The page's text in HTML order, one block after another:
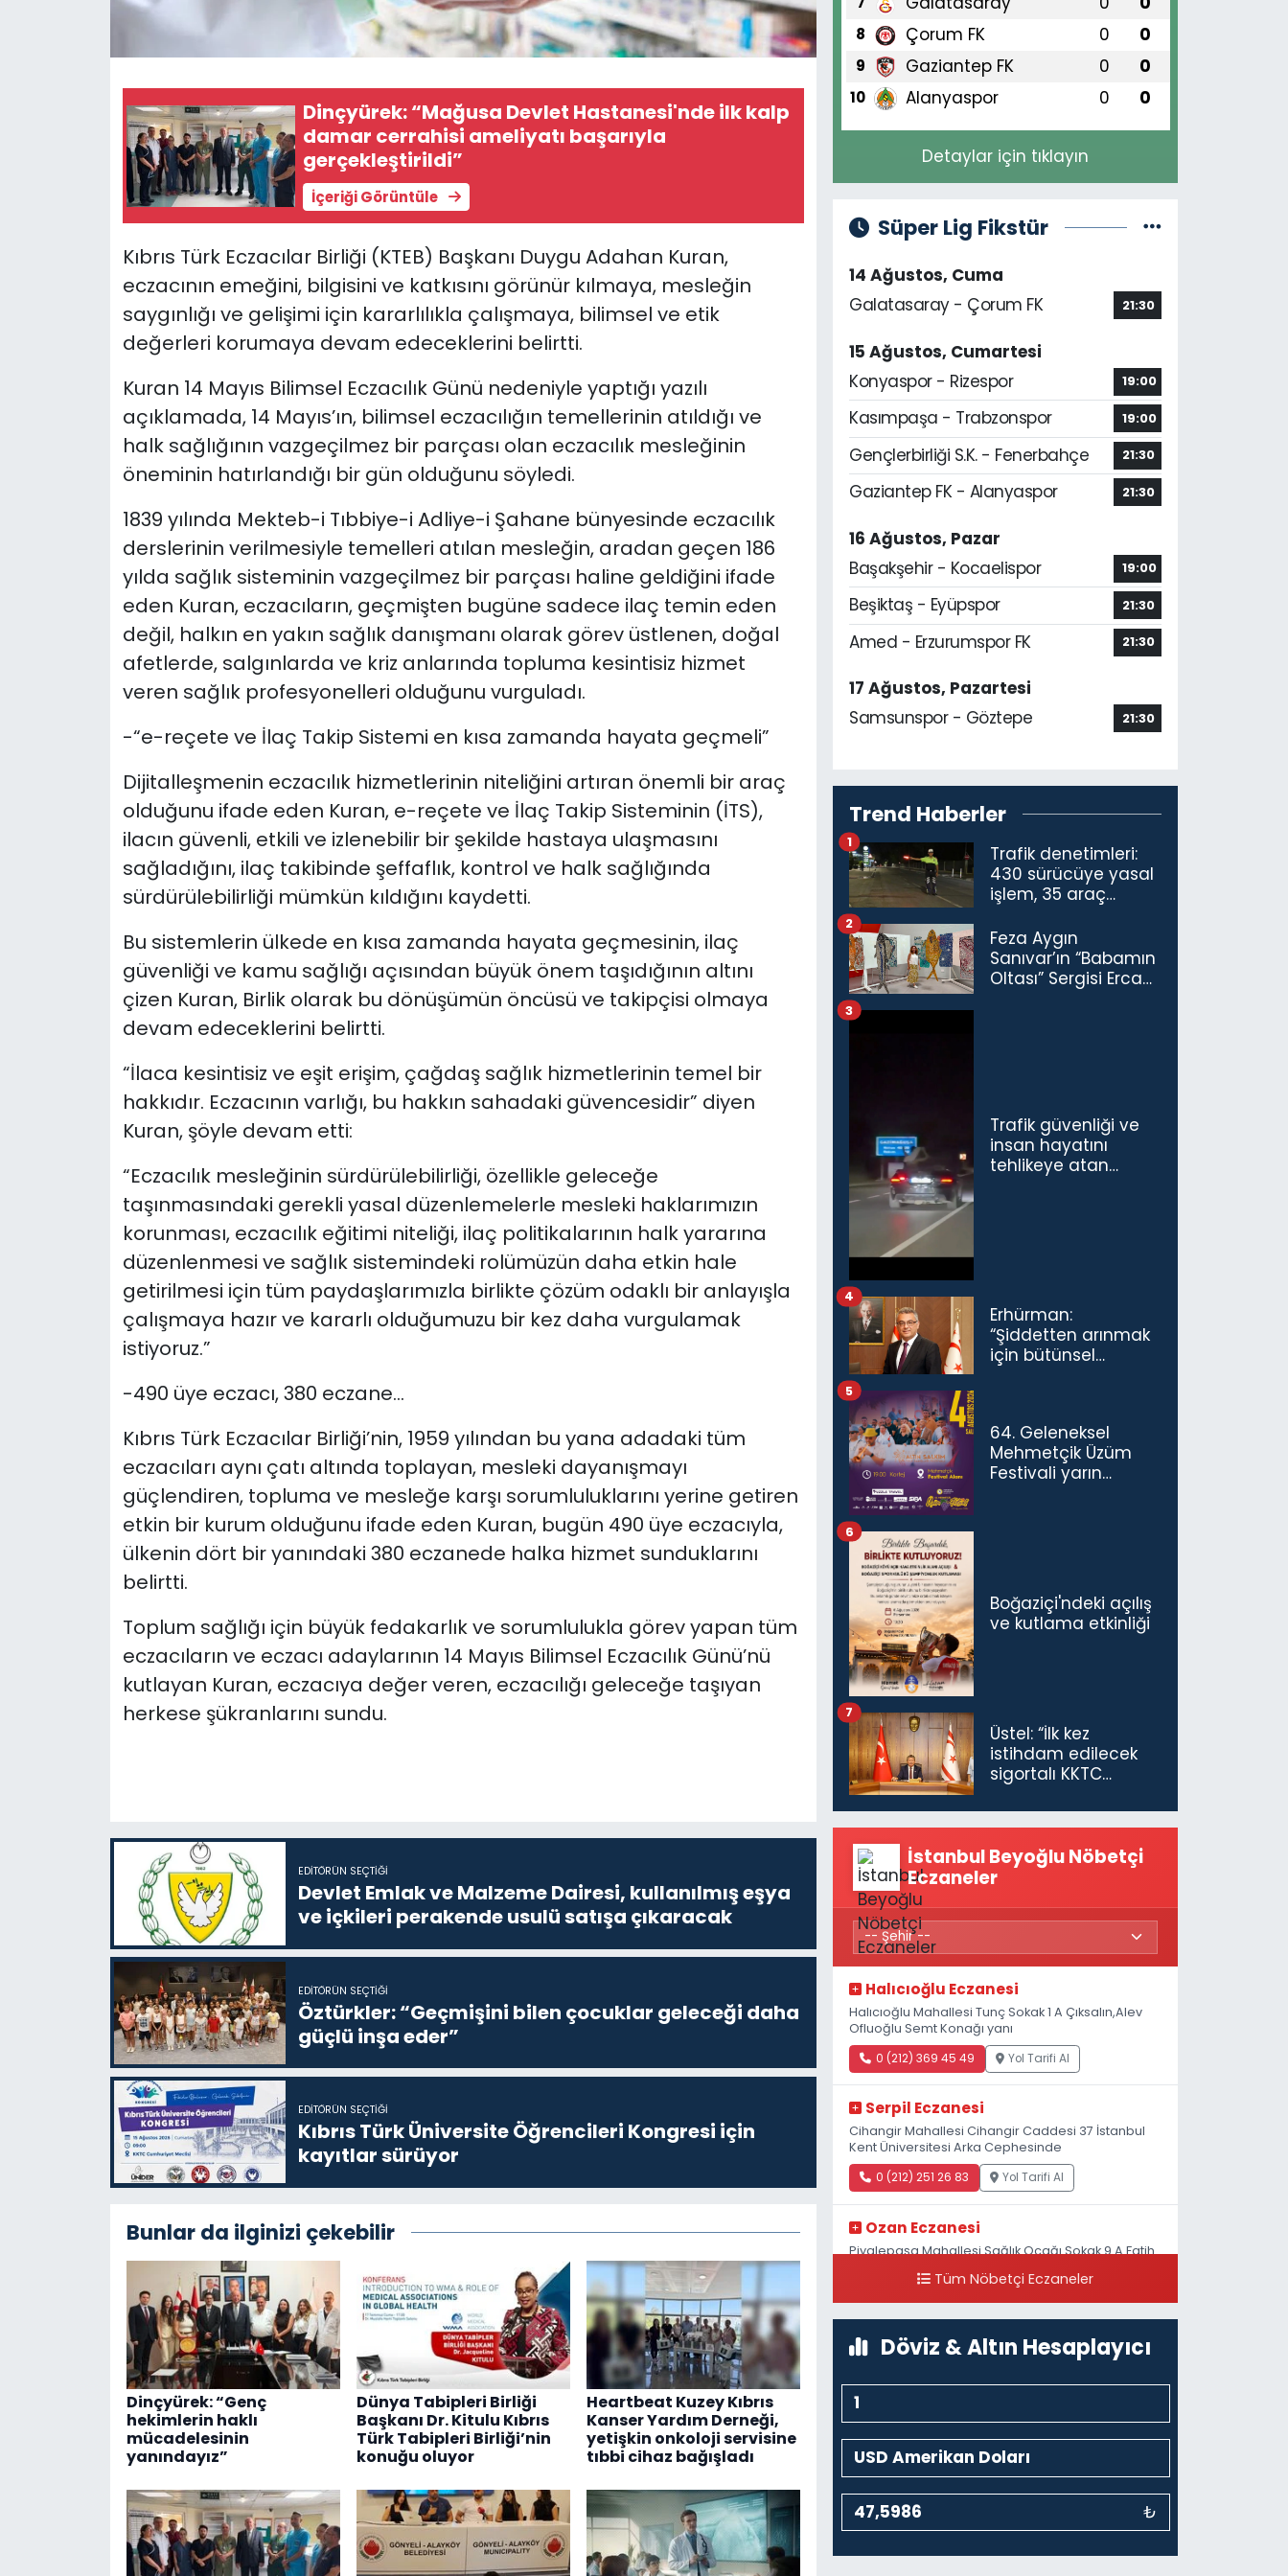
Dinçyürek: “Mağusa Devlet Hastanesi'nde ilk kalp
damar cerrahisi ameliyatı başarıyla
gerçekleştirildi”
İçeriği Görüntüle
Kıbrıs Türk Eczacılar Birliği (KTEB) Başkanı Duygu Adahan Kuran,
eczacının emeğini, bilgisini ve katkısını görünür kılmaya, mesleğin
saygınlığı ve gelişimi için kararlılıkla çalışmaya, bilimsel ve etik
değerleri korumaya devam edeceklerini belirtti.
Kuran 14 Mayıs Bilimsel Eczacılık Günü nedeniyle yaptığı yazılı
açıklamada, 14 Mayıs’ın, bilimsel eczacılığın temellerinin atıldığı ve
halk sağlığının vazgeçilmez bir parçası olan eczacılık mesleğinin
öneminin hatırlandığı bir gün olduğunu söyledi.
1839 yılında Mekteb-i Tıbbiye-i Adliye-i Şahane bünyesinde eczacılık
derslerinin verilmesiyle temelleri atılan mesleğin, aradan geçen 186
yılda sağlık sisteminin vazgeçilmez bir parçası haline geldiğini ifade
eden Kuran, eczacıların, geçmişten bugüne sadece ilaç temin eden
değil, halkın en yakın sağlık danışmanı olarak görev üstlenen, doğal
afetlerde, salgınlarda ve kriz anlarında topluma kesintisiz hizmet
veren sağlık profesyonelleri olduğunu vurguladı.
-“e-reçete ve İlaç Takip Sistemi en kısa zamanda hayata geçmeli”
Dijitalleşmenin eczacılık hizmetlerinin niteliğini artıran önemli bir araç
olduğunu ifade eden Kuran, e-reçete ve İlaç Takip Sisteminin (İTS),
ilacın güvenli, etkili ve izlenebilir bir şekilde hastaya ulaşmasını
sağladığını, ilaç takibinde şeffaflık, kontrol ve halk sağlığında
sürdürülebilirliği mümkün kıldığını kaydetti.
Bu sistemlerin ülkede en kısa zamanda hayata geçmesinin, ilaç
güvenliği ve kamu sağlığı açısından büyük önem taşıdığının altını
çizen Kuran, Birlik olarak bu dönüşümün öncüsü ve takipçisi olmaya
devam edeceklerini belirtti.
“İlaca kesintisiz ve eşit erişim, çağdaş sağlık hizmetlerinin temel bir
hakkıdır. Eczacının varlığı, bu hakkın sahadaki güvencesidir” diyen
Kuran, şöyle devam etti:
“Eczacılık mesleğinin sürdürülebilirliği, özellikle geleceğe
taşınmasındaki gerekli yasal düzenlemelerle mesleki haklarımızın
korunması, eczacılık eğitimi niteliği, ilaç politikalarının halk yararına
düzenlenmesi ve sağlık sistemindeki rolümüzün daha etkin hale
getirilmesi için tüm paydaşlarımızla birlikte çözüm odaklı bir anlayışla
çalışmaya hazır ve kararlı olduğumuzu bir kez daha vurgulamak
istiyoruz.”
-490 üye eczacı, 380 eczane…
Kıbrıs Türk Eczacılar Birliği’nin, 1959 yılından bu yana adadaki tüm
eczacıları aynı çatı altında toplayan, mesleki dayanışmayı
güçlendiren, topluma ve mesleğe karşı sorumluluklarını yerine getiren
etkin bir kurum olduğunu ifade eden Kuran, bugün 490 üye eczacıyla,
ülkenin dört bir yanındaki 380 eczanede halka hizmet sunduklarını
belirtti.
Toplum sağlığı için büyük fedakarlık ve sorumlulukla görev yapan tüm
eczacıların ve eczacı adaylarının 14 Mayıs Bilimsel Eczacılık Günü’nü
kutlayan Kuran, eczacıya değer veren, eczacılığı geleceğe taşıyan
herkese şükranlarını sundu.
EDITÖRÜN SEÇTIĞI
Devlet Emlak ve Malzeme Dairesi, kullanılmış eşya
ve içkileri perakende usulü satışa çıkaracak
EDITÖRÜN SEÇTIĞI
Öztürkler: “Geçmişini bilen çocuklar geleceği daha
güçlü inşa eder”
EDITÖRÜN SEÇTIĞI
Kıbrıs Türk Üniversite Öğrencileri Kongresi için
kayıtlar sürüyor
Bunlar da ilginizi çekebilir
Dinçyürek: “Genç
hekimlerin haklı
mücadelesinin
yanındayız”
Dünya Tabipleri Birliği
Başkanı Dr. Kitulu Kıbrıs
Türk Tabipleri Birliği’nin
konuğu oluyor
Heartbeat Kuzey Kıbrıs
Kanser Yardım Derneği,
yetişkin onkoloji servisine
tıbbi cihaz bağışladı
8 Çorum FK 0 0
9 Gaziantep FK 0 0
10 Alanyaspor 0 0
Detaylar için tıklayın
Süper Lig Fikstür
14 Ağustos, Cuma
Galatasaray - Çorum FK
21:30
15 Ağustos, Cumartesi
Konyaspor - Rizespor
19:00
Kasımpaşa - Trabzonspor 19:00
Gençlerbirliği S.K. - Fenerbahçe 21:30
Gaziantep FK - Alanyaspor 21:30
16 Ağustos, Pazar
Başakşehir - Kocaelispor
19:00
Beşiktaş - Eyüpspor 21:30
Amed - Erzurumspor FK 21:30
17 Ağustos, Pazartesi
Samsunspor - Göztepe
21:30
Trend Haberler
Trafik denetimleri:
430 sürücüye yasal
işlem, 35 araç
1
Feza Aygın
Sanıvar’ın “Babamın
Oltası” Sergisi Ercan
2
Trafik güvenliği ve
insan hayatını
tehlikeye atan
3
Erhürman:
“Şiddetten arınmak
için bütünsel
4
64. Geleneksel
Mehmetçik Üzüm
Festivali yarın
5
Boğaziçi'ndeki açılış
ve kutlama etkinliği
6
Üstel: “İlk kez
istihdam edilecek
sigortalı KKTC
maaş desteğini 35
bin TL'ye çıkardık”
7
İstanbul Beyoğlu Nöbetçi
Eczaneler
Halıcıoğlu Eczanesi
Halıcıoğlu Mahallesi Tunç Sokak 1 A Çıksalın,Alev
Ofluoğlu Semt Konağı yanı
0 (212) 369 45 49 Yol Tarifi Al
Serpil Eczanesi
Cihangir Mahallesi Cihangir Caddesi 37 İstanbul
Kent Üniversitesi Arka Cephesinde
0 (212) 251 26 83 Yol Tarifi Al
Ozan Eczanesi
Piyalepaşa Mahallesi Sağlık Ocağı Sokak 9 A Fatih
Tüm Nöbetçi Eczaneler
Döviz & Altın Hesaplayıcı
₺
Teknoloji
Yazarlar